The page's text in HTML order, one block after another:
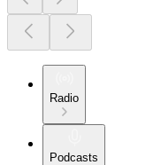
Radio
Podcasts